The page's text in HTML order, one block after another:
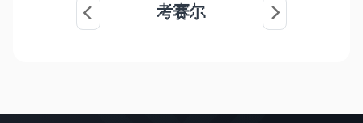
考赛尔